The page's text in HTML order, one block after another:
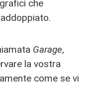
che
Garage,
la vostra
come se vi